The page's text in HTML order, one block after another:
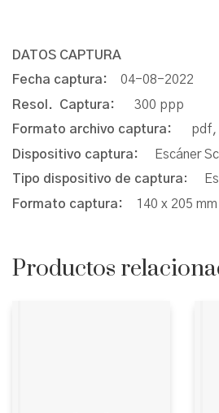
DATOS CAPTURA
Fecha captura: 04-08-2022
Resol. Captura: 300 ppp
Formato archivo captura: pdf,
Dispositivo captura:
Escáner
Tipo dispositivo de captura:
Formato captura:
140 x 205 mm
Productos